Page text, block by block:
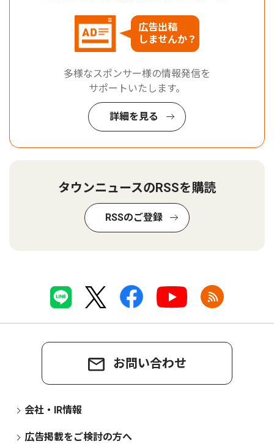
広告出稿
しませんか？
多様なスポンサー様の情報発信を
サポートいたします。
詳細を見る
タウンニュースのRSSを購読
RSSのご登録
お問い合わせ
会社・IR情報
広告掲載をご検討の方へ